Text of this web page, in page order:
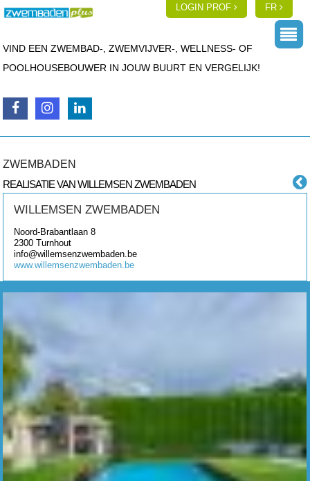
LOGIN PROF FR
VIND EEN ZWEMBAD-, ZWEMVIJVER-, WELLNESS- OF
POOLHOUSEBOUWER IN JOUW BUURT EN VERGELIJK!
ZWEMBADEN
REALISATIE VAN WILLEMSEN ZWEMBADEN
WILLEMSEN ZWEMBADEN
Noord-Brabantlaan 8
2300Turnhout
info@willemsenzwembaden.be
www.willemsenzwembaden.be